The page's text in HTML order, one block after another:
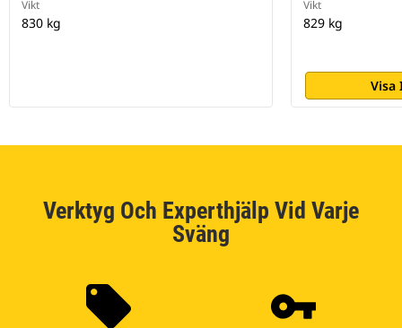
Vikt
830 kg
Vikt
829 kg
Visa
Verktyg Och Experthjälp Vid Varje
Sväng